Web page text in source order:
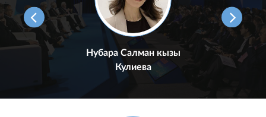
Нубара Салман кызы
Кулиева